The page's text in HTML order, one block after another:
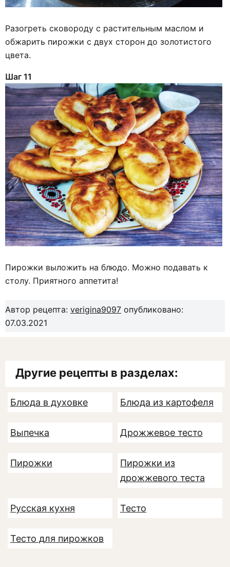
Разогреть сковороду с растительным маслом и
обжарить пирожки с двух сторон до золотистого
цвета.
Шаг 11
Пирожки выложить на блюдо. Можно подавать к
столу. Приятного аппетита!
Автор рецепта: verigina9097 опубликовано:
07.03.2021
Другие рецепты в разделах:
Блюда в духовке Блюда из картофеля
Выпечка Дрожжевое тесто
Пирожки
Пирожки из
дрожжевого теста
Русская кухня Тесто
Тесто для пирожков